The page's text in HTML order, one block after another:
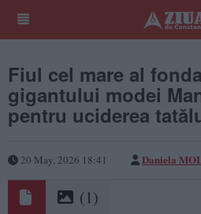
Fiul cel mare al
gigantului modei
pentru uciderea
20 May, 2026 18:41 Daniela
(1)